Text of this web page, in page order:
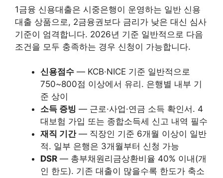
1금융 신용대출은 시중은행이 운영하는 일반 신용
대출 상품으로, 2금융권보다 금리가 낮은 대신 심사
기준이 엄격합니다. 2026년 기준 일반적으로 다음
조건을 모두 충족하는 경우 신청이 가능합니다.
신용점수 — KCB·NICE 기준 일반적으로
750~800점 이상에서 유리. 은행별 내부 기
준 상이
소득 증빙 — 근로·사업·연금 소득 확인서. 4
대보험 가입 또는 종합소득세 신고 내역 필수
재직 기간— 직장인 기준 6개월 이상이 일반
적. 일부 은행은 3개월부터 신청 가능
DSR — 총부채원리금상환비율 40% 이내(개
인 한도). 기존 대출이 많을수록 한도가 축소